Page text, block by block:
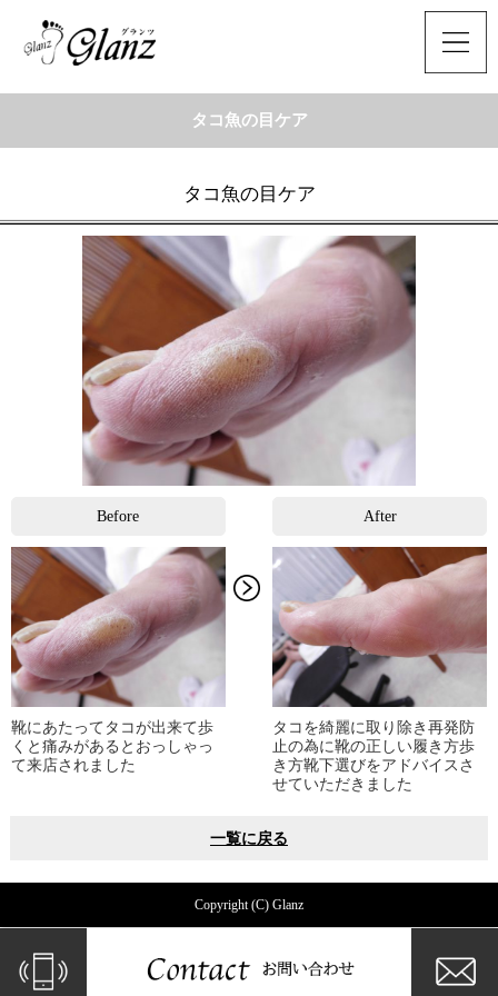
タコ魚の目ケア
タコ魚の目ケア
Before
靴にあたってタコが出来て歩
くと痛みがあるとおっしゃっ
て来店されました
After
タコを綺麗に取り除き再発防
止の為に靴の正しい履き方歩
き方靴下選びをアドバイスさ
せていただきました
一覧に戻る
Copyright (C) Glanz